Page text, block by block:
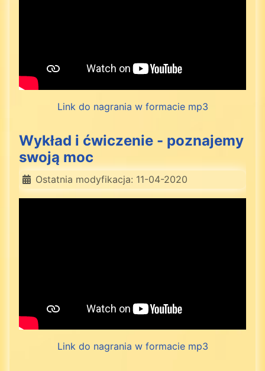
Link do nagrania w formacie mp3
Wykład i ćwiczenie - poznajemy
swoją moc
Ostatnia modyfikacja: 11-04-2020
Link do nagrania w formacie mp3